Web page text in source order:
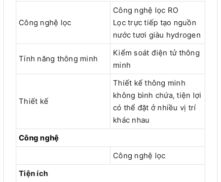
Công nghệ lọc
Công nghệ lọc RO
Lọc trực tiếp tạo nguồn
nước tươi giàu hydrogen
Tính năng thông minh
Kiểm soát điện tử thông
minh
Thiết kế
Thiết kế thông minh
không bình chứa, tiện lợi
có thể đặt ở nhiều vị trí
khác nhau
Công nghệ
Công nghệ lọc
Tiện ích